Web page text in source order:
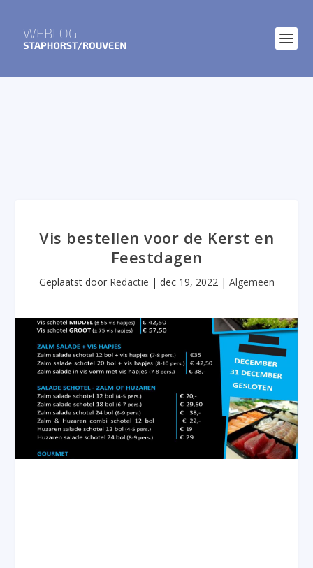
Vis bestellen voor de Kerst en
Feestdagen
Geplaatst door Redactie | dec 19, 2022| Algemeen